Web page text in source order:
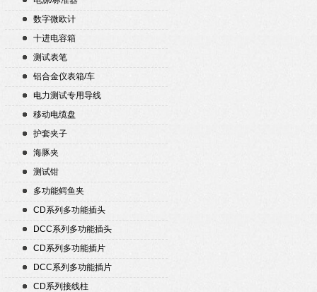
数字微欧计
十进电容箱
测试表笔
铝合金仪表箱/车
电力测试专用导线
移动电缆盘
护套夹子
海豚夹
测试钳
多功能鳄鱼夹
CD系列多功能插头
DCC系列多功能插头
CD系列多功能插片
DCC系列多功能插片
CD系列接线柱